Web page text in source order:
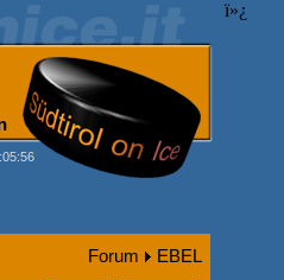
ï»¿
Forum EBEL